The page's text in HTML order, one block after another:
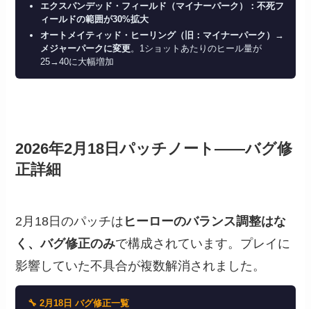
エクスパンデッド・フィールド（マイナーパーク）：不死フ
ィールドの範囲が30%拡大
オートメイティッド・ヒーリング（旧：マイナーパーク）→
メジャーパークに変更。1ショットあたりのヒール量が
25→40に大幅増加
2026年2月18日パッチノート——バグ修
正詳細
2月18日のパッチは ヒーローのバランス調整はな
く、バグ修正のみで構成されています。プレイに
影響していた不具合が複数解消されました。
🔧 2月18日 バグ修正一覧